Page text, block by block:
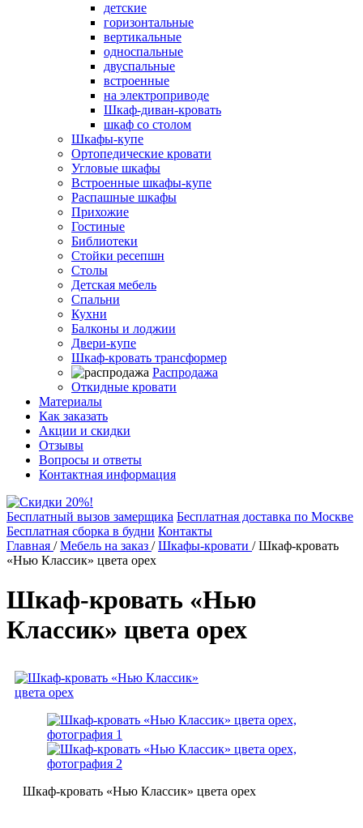
детские
горизонтальные
вертикальные
односпальные
двуспальные
встроенные
на электроприводе
Шкаф-диван-кровать
шкаф со столом
Шкафы-купе
Ортопедические кровати
Угловые шкафы
Встроенные шкафы-купе
Распашные шкафы
Прихожие
Гостиные
Библиотеки
Стойки ресепшн
Столы
Детская мебель
Спальни
Кухни
Балконы и лоджии
Двери-купе
Шкаф-кровать трансформер
Распродажа
Откидные кровати
Материалы
Как заказать
Акции и скидки
Отзывы
Вопросы и ответы
Контактная информация
Бесплатный вызов замерщика Бесплатная доставка по Москве
Бесплатная сборка в будни Контакты
Главная /Мебель на заказ /Шкафы-кровати /Шкаф-кровать
«Нью Классик» цвета орех
Шкаф-кровать «Нью
Классик» цвета орех
Шкаф-кровать «Нью Классик» цвета орех